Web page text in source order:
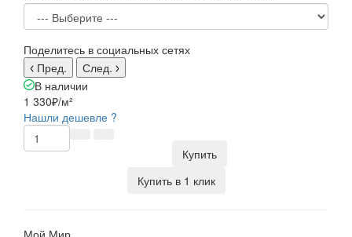
Поделитесь в социальных сетях
Пред.
След.
В наличии
1 330₽/м²
Нашли дешевле ?
Купить
Купить в 1 клик
Мой Мир